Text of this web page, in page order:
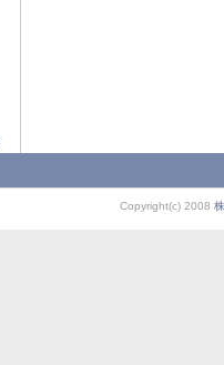
Copyright(c) 2008